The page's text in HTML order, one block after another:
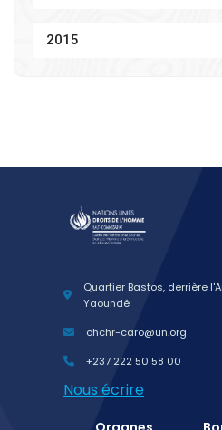
2015
Quartier Bastos, derrière
Yaoundé
ohchr-caro@un.org
+237 222 50 58 00
Nous écrire